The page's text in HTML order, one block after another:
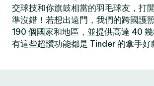
交球技和你旗鼓相當的羽毛球友，打
準沒錯！若想出遠門，我們的跨國護
190 個國家和地區，並提供高達 40
有這些超讚功能都是 Tinder 的拿手好